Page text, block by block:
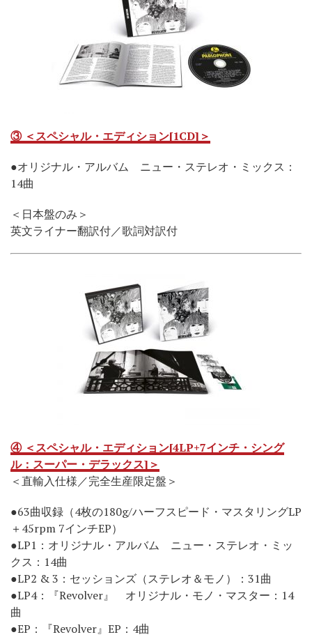
③ ＜スペシャル・エディション[1CD]＞
●オリジナル・アルバム ニュー・ステレオ・ミックス：
14曲
＜日本盤のみ＞
英文ライナー翻訳付／歌詞対訳付
④ ＜スペシャル・エディション[4LP+7インチ・シング
ル：スーパー・デラックス]＞
＜直輸入仕様／完全生産限定盤＞
●63曲収録（4枚の180g/ハーフスピード・マスタリングLP
＋45rpm 7インチEP）
●LP1：オリジナル・アルバム ニュー・ステレオ・ミッ
クス：14曲
●LP2 & 3：セッションズ（ステレオ＆モノ）：31曲
●LP4：『Revolver』 オリジナル・モノ・マスター：14
曲
●EP：『Revolver』EP：4曲